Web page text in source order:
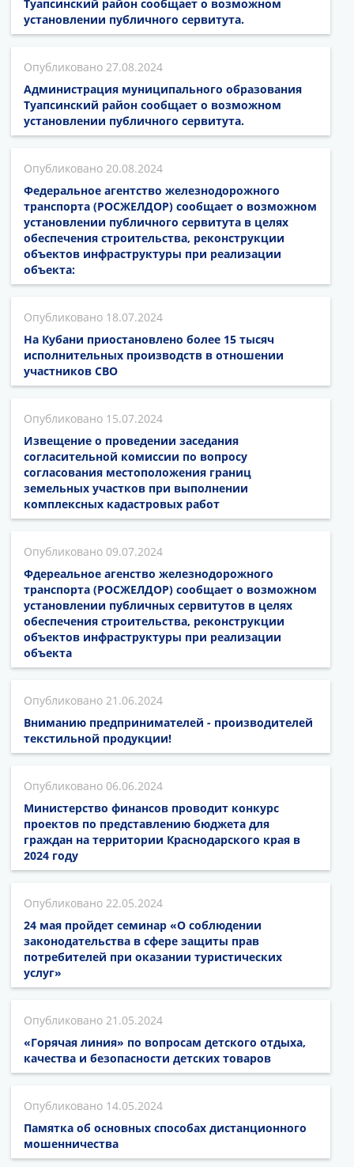
Туапсинский район сообщает о возможном
установлении публичного сервитута.
27.08.2024
Администрация муниципального образования
Туапсинский район сообщает о возможном
установлении публичного сервитута.
20.08.2024
Федеральное агентство железнодорожного
транспорта (РОСЖЕЛДОР) сообщает о возможном
установлении публичного сервитута в целях
обеспечения строительства, реконструкции
объектов инфраструктуры при реализации
объекта:
18.07.2024
На Кубани приостановлено более 15 тысяч
исполнительных производств в отношении
участников СВО
15.07.2024
Извещение о проведении заседания
согласительной комиссии по вопросу
согласования местоположения границ
земельных участков при выполнении
комплексных кадастровых работ
09.07.2024
Фдереальное агенство железнодорожного
транспорта (РОСЖЕЛДОР) сообщает о возможном
установлении публичных сервитутов в целях
обеспечения строительства, реконструкции
объектов инфраструктуры при реализации
объекта
21.06.2024
Вниманию предпринимателей - производителей
текстильной продукции!
06.06.2024
Министерство финансов проводит конкурс
проектов по представлению бюджета для
граждан на территории Краснодарского края в
2024 году
22.05.2024
24 мая пройдет семинар «О соблюдении
законодательства в сфере защиты прав
потребителей при оказании туристических
услуг»
21.05.2024
«Горячая линия» по вопросам детского отдыха,
качества и безопасности детских товаров
14.05.2024
Памятка об основных способах дистанционного
мошенничества